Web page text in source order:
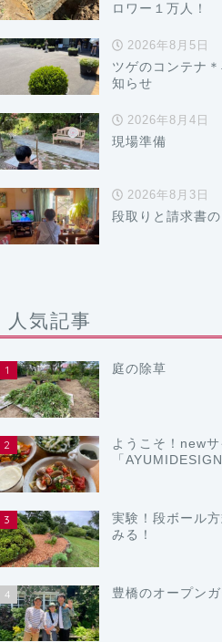
ロワー１万人！
2026年8月5日
ツゲのコンテナ
知らせ
2026年8月4日
現場準備
2026年8月3日
段取りと請求書の
人気記事
1 庭の除草
2
ようこそ！newサ
「
3
実験！段ボール
みる！
4 豊橋のオープン